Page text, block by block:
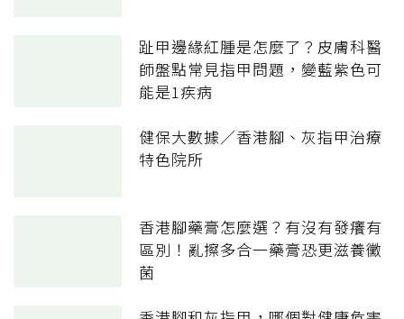
趾甲邊緣紅腫是怎麼了？皮膚科醫
師盤點常見指甲問題，變藍紫色可
能是1疾病
健保大數據／香港腳、灰指甲治療
特色院所
香港腳藥膏怎麼選？有沒有發癢有
區別！亂擦多合一藥膏恐更滋養黴
菌